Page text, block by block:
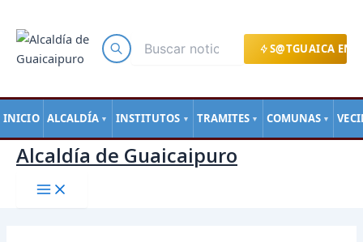
S@TGUAICA EN
INICIO ALCALDÍA ▼ INSTITUTOS ▼ TRAMITES ▼ COMUNAS ▼
contenido
Alcaldía de Guaicaipuro
de
entradas